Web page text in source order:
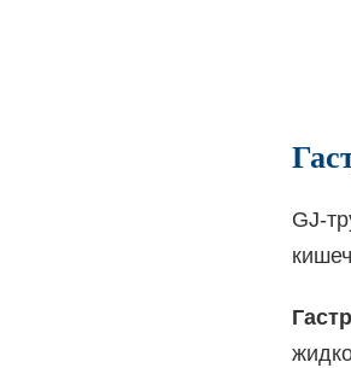
GJ-